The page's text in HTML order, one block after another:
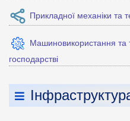
Прикладної механіки та
Машиновикористання та
господарстві